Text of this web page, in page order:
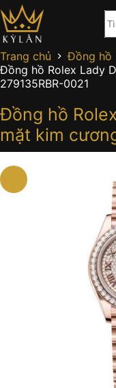
Chuyển
đến
phần
nội
dung
Trang chủ
Đồng hồ
Đồng hồ Rolex Lady
279135RBR-0021
Đồng hồ
mặt kim